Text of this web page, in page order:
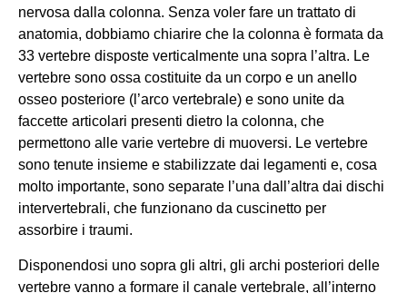
nervosa dalla colonna. Senza voler fare un trattato di
anatomia, dobbiamo chiarire che la colonna è formata da
33 vertebre disposte verticalmente una sopra l’altra. Le
vertebre sono ossa costituite da un corpo e un anello
osseo posteriore (l’arco vertebrale) e sono unite da
faccette articolari presenti dietro la colonna, che
permettono alle varie vertebre di muoversi. Le vertebre
sono tenute insieme e stabilizzate dai legamenti e, cosa
molto importante, sono separate l’una dall’altra dai dischi
intervertebrali, che funzionano da cuscinetto per
assorbire i traumi.
Disponendosi uno sopra gli altri, gli archi posteriori delle
vertebre vanno a formare il canale vertebrale, all’interno